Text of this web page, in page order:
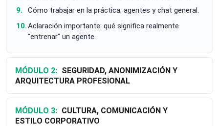
Cómo trabajar en la práctica: agentes y chat general.
Aclaración importante: qué significa realmente
"entrenar" un agente.
MÓDULO 2:
ARQUITECTURA PROFESIONAL
MÓDULO 3:
ESTILO CORPORATIVO